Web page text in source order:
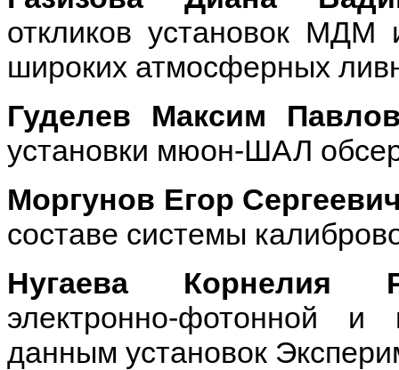
откликов установок
широких атмосферных
Гуделев Максим
установки мюон-ШАЛ
Моргунов Егор
составе системы
Нугаева Корнелия
электронно-фотонной
данным установок